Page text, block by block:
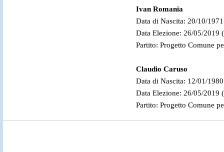
Ivan Romania
Data di Nascita: 20/10/
Data Elezione: 26/05/2019
Partito: Progetto Comune
Claudio Caruso
Data di Nascita: 12/01/
Data Elezione: 26/05/2019
Partito: Progetto Comune